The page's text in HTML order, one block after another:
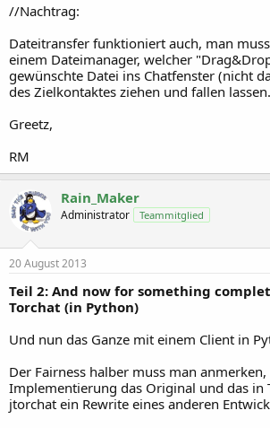
//Nachtrag:
Dateitransfer funktioniert auch, man
einem Dateimanager, welcher
gewünschte Datei ins Chatfenster (nicht
des Zielkontaktes ziehen und fallen lassen.
Greetz,
RM
Rain_Maker
Administrator Teammitglied
20 August 2013
Teil 2: And now for something
Torchat (in Python)
Und nun das Ganze mit einem Client in
Der Fairness halber muss man
Implementierung das Original und das in
jtorchat ein Rewrite eines anderen